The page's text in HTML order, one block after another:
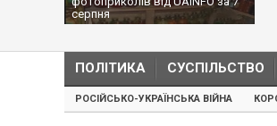
серпня
ПОЛІТИКА СУСПІЛЬСТВО
РОСІЙСЬКО-УКРАЇНСЬКА ВІЙНА